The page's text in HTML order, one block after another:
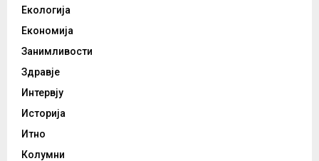
Екологија
Економија
Занимливости
Здравје
Интервју
Историја
Итно
Колумни